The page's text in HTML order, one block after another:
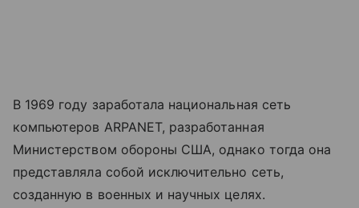
В 1969 году заработала национальная сеть
компьютеров ARPANET, разработанная
Министерством обороны США, однако тогда она
представляла собой исключительно сеть,
созданную в военных и научных целях.